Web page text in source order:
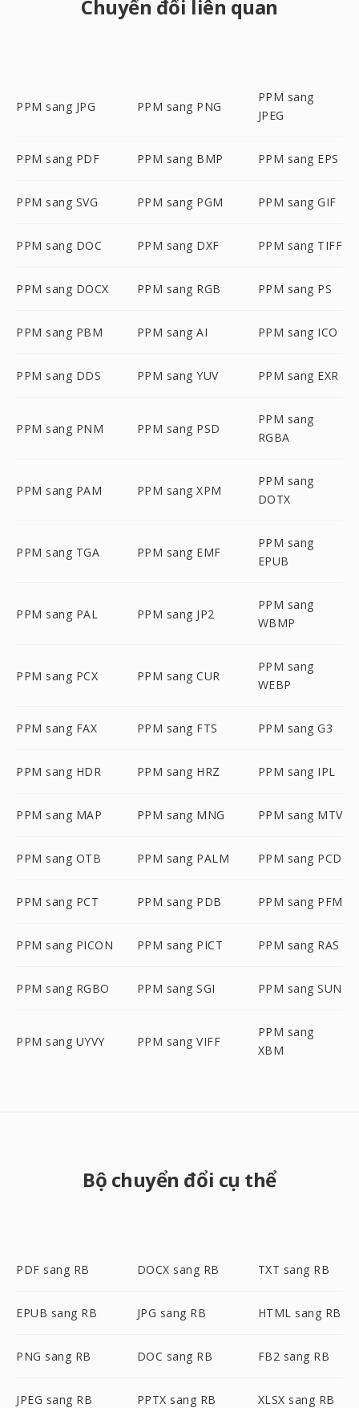
Chuyển đổi liên quan
PPM sang JPG PPM sang PNG
PPM sang
JPEG
PPM sang PDF PPM sang BMP PPM sang EPS
PPM sang SVG PPM sang PGM PPM sang GIF
PPM sang DOC PPM sang DXF PPM sang TIFF
PPM sang DOCX PPM sang RGB PPM sang PS
PPM sang PBM PPM sang AI PPM sang ICO
PPM sang DDS PPM sang YUV PPM sang EXR
PPM sang PNM PPM sang PSD
PPM sang
RGBA
PPM sang PAM PPM sang XPM
PPM sang
DOTX
PPM sang TGA PPM sang EMF
PPM sang
EPUB
PPM sang PAL PPM sang JP2
PPM sang
WBMP
PPM sang PCX PPM sang CUR
PPM sang
WEBP
PPM sang FAX PPM sang FTS PPM sang G3
PPM sang HDR PPM sang HRZ PPM sang IPL
PPM sang MAP PPM sang MNG PPM sang MTV
PPM sang OTB PPM sang PALM PPM sang PCD
PPM sang PCT PPM sang PDB PPM sang PFM
PPM sang PICON PPM sang PICT PPM sang RAS
PPM sang RGBO PPM sang SGI PPM sang SUN
PPM sang UYVY PPM sang VIFF
PPM sang
XBM
Bộ chuyển đổi cụ thể
PDF sang RB DOCX sang RB TXT sang RB
EPUB sang RB JPG sang RB HTML sang RB
PNG sang RB DOC sang RB FB2 sang RB
JPEG sang RB PPTX sang RB XLSX sang RB